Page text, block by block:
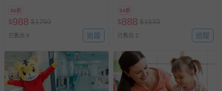
56折
$988 $1750
已售出 6 追蹤
54折
$888 $1633
已售出 2 追蹤